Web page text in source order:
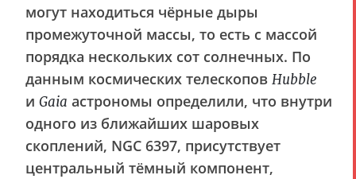
могут находиться чёрные дыры
промежуточной массы, то есть с массой
порядка нескольких сот солнечных. По
данным космических телескопов Hubble
и Gaia астрономы определили, что внутри
одного из ближайших шаровых
скоплений, NGC 6397, присутствует
центральный тёмный компонент,